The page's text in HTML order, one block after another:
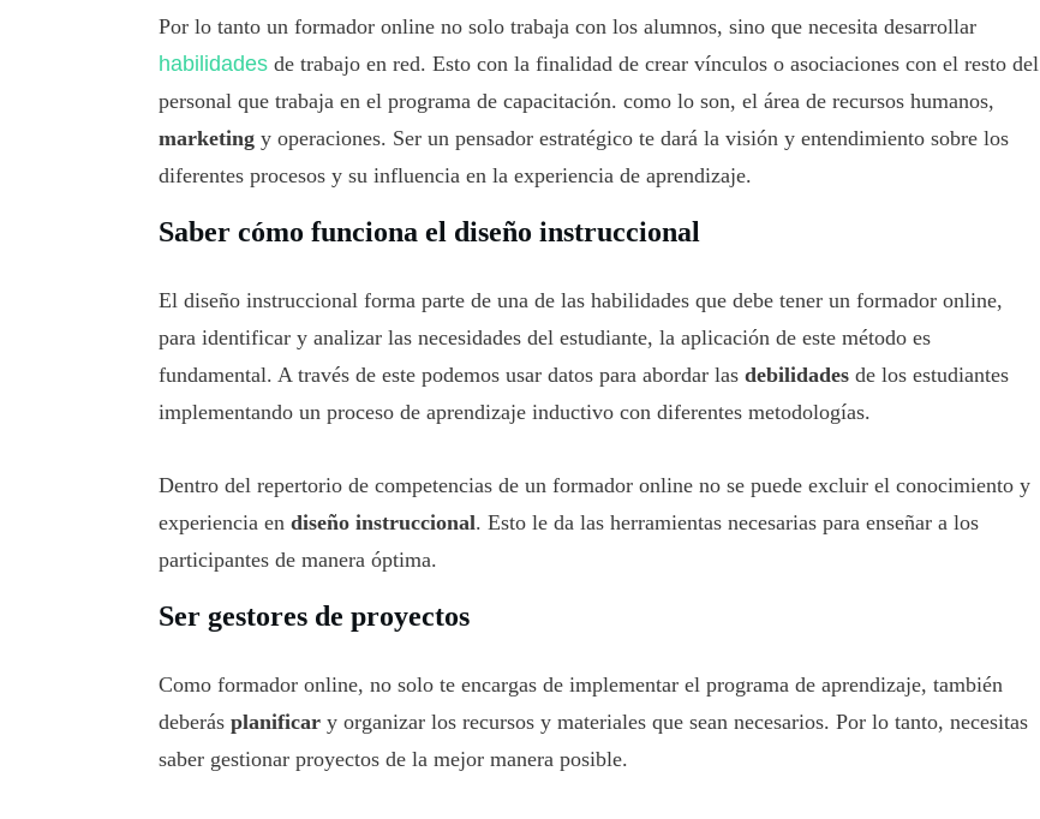
Por lo tanto un formador online no solo trabaja con los alumnos, sino que necesita desarrollar
habilidades de trabajo en red. Esto con la finalidad de crear vínculos o asociaciones con el resto del
personal que trabaja en el programa de capacitación. como lo son, el área de recursos humanos,
marketing y operaciones. Ser un pensador estratégico te dará la visión y entendimiento sobre los
diferentes procesos y su influencia en la experiencia de aprendizaje.
Saber cómo funciona el diseño instruccional
El diseño instruccional forma parte de una de las habilidades que debe tener un formador online,
para identificar y analizar las necesidades del estudiante, la aplicación de este método es
fundamental. A través de este podemos usar datos para abordar las debilidades de los estudiantes
implementando un proceso de aprendizaje inductivo con diferentes metodologías.
Dentro del repertorio de competencias de un formador online no se puede excluir el conocimiento y
experiencia en diseño instruccional. Esto le da las herramientas necesarias para enseñar a los
participantes de manera óptima.
Ser gestores de proyectos
Como formador online, no solo te encargas de implementar el programa de aprendizaje, también
deberás planificar y organizar los recursos y materiales que sean necesarios. Por lo tanto, necesitas
saber gestionar proyectos de la mejor manera posible.